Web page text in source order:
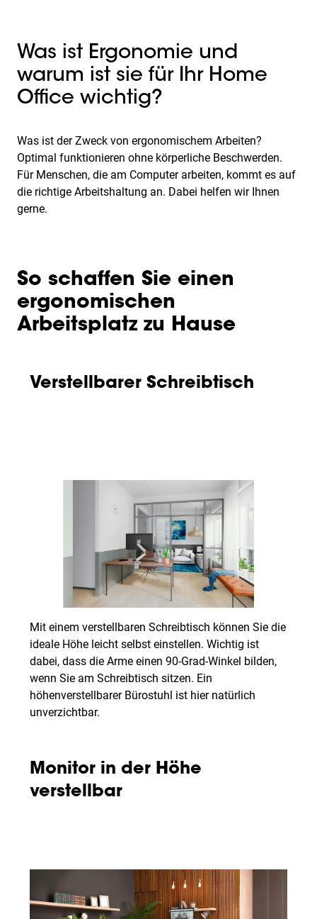
Was ist Ergonomie und
warum ist sie für Ihr Home
Office wichtig?
Was ist der Zweck von ergonomischem Arbeiten?
Optimal funktionieren ohne körperliche Beschwerden.
Für Menschen, die am Computer arbeiten, kommt es auf
die richtige Arbeitshaltung an. Dabei helfen wir Ihnen
gerne.
So schaffen Sie einen
ergonomischen
Arbeitsplatz zu Hause
Verstellbarer Schreibtisch
Mit einem verstellbaren Schreibtisch können Sie die
ideale Höhe leicht selbst einstellen. Wichtig ist
dabei, dass die Arme einen 90-Grad-Winkel bilden,
wenn Sie am Schreibtisch sitzen. Ein
höhenverstellbarer Bürostuhl ist hier natürlich
unverzichtbar.
Monitor in der Höhe
verstellbar